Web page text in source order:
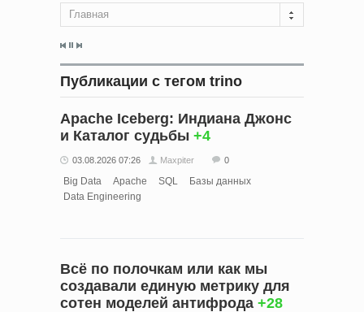
Главная
Публикации с тегом trino
Apache Iceberg: Индиана Джонс
и Каталог судьбы +4
03.08.2026 07:26 Maxpiter 0
Big Data Apache SQL
Базы данных
Data Engineering
Всё по полочкам или как мы
создавали единую метрику для
сотен моделей антифрода +28